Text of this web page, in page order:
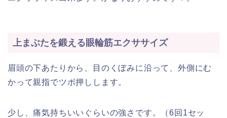
上まぶたを鍛える眼輪筋エクササイズ
眉頭の下あたりから、目のくぼみに沿って、外側にむ
かって親指でツボ押しします。
少し、痛気持ちいいぐらいの強さです。（6回1セッ